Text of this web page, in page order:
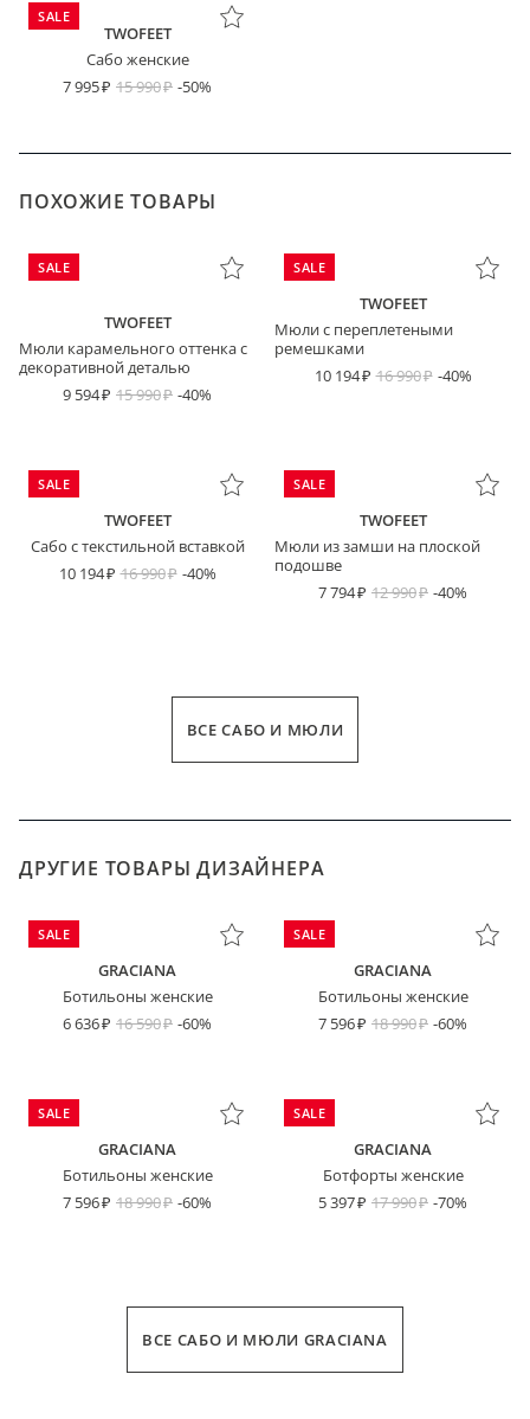
SALE
TWOFEET
Сабо женские
7 995
15 990 -50%
ПОХОЖИЕ ТОВАРЫ
SALE
TWOFEET
Мюли карамельного оттенка с
декоративной деталью
9 594
15 990 -40%
SALE
TWOFEET
Мюли с переплетеными
ремешками
10 194
16 990 -40%
SALE
TWOFEET
Сабо с текстильной вставкой
10 194
16 990 -40%
SALE
TWOFEET
Мюли из замши на плоской
подошве
7 794
12 990 -40%
ВСЕ САБО И МЮЛИ
ДРУГИЕ ТОВАРЫ ДИЗАЙНЕРА
SALE
GRACIANA
Ботильоны женские
6 636
16 590 -60%
SALE
GRACIANA
Ботильоны женские
7 596
18 990 -60%
SALE
GRACIANA
Ботильоны женские
7 596
18 990 -60%
SALE
GRACIANA
Ботфорты женские
5 397
17 990 -70%
ВСЕ САБО И МЮЛИ GRACIANA